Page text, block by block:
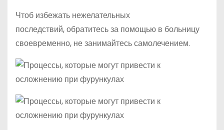
Чтоб избежать нежелательных
последствий, обратитесь за помощью в больницу
своевременно, не занимайтесь самолечением.